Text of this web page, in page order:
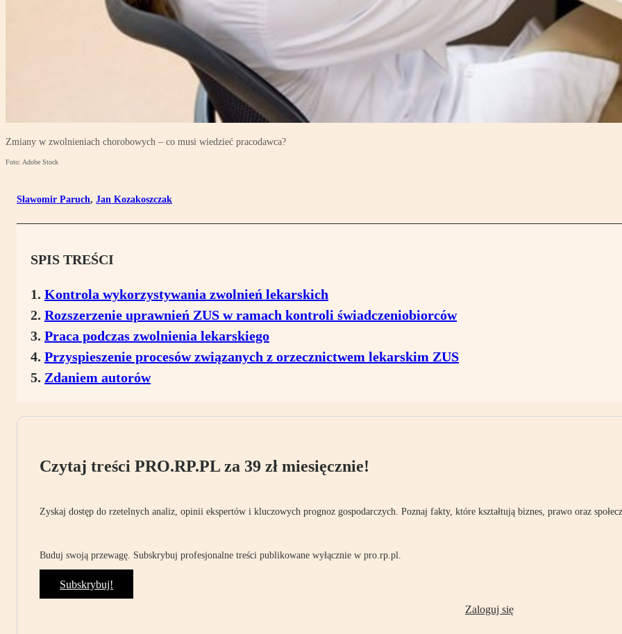
Zmiany w zwolnieniach chorobowych – co musi wiedzieć pracodawca?
Foto: Adobe Stock
Sławomir Paruch, Jan Kozakoszczak
SPIS TREŚCI
Kontrola wykorzystywania zwolnień lekarskich
Rozszerzenie uprawnień ZUS w ramach kontroli świadczeniobiorców
Praca podczas zwolnienia lekarskiego
Przyspieszenie procesów związanych z orzecznictwem lekarskim ZUS
Zdaniem autorów
Czytaj treści PRO.RP.PL za 39 zł miesięcznie!
Zyskaj dostęp do rzetelnych analiz, opinii ekspertów i kluczowych prognoz gospodarczych. Poznaj fakty, które kształtują biznes, prawo oraz
Buduj swoją przewagę. Subskrybuj profesjonalne treści publikowane wyłącznie w pro.rp.pl.
Subskrybuj!
Zaloguj się